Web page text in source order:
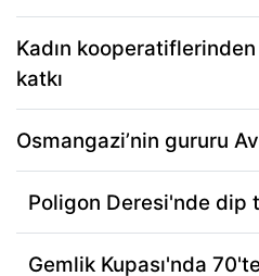
Kadın
katkı
Osmangazi’nin gururu
Poligon Deresi'nde dip
Gemlik Kupası'nda